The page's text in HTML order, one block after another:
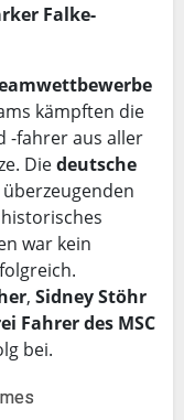
Falke-
kämpften die
-fahrer aus aller
Diedeutsche
war kein
, Sidney Stöhr
Fahrer des MSC
bei.